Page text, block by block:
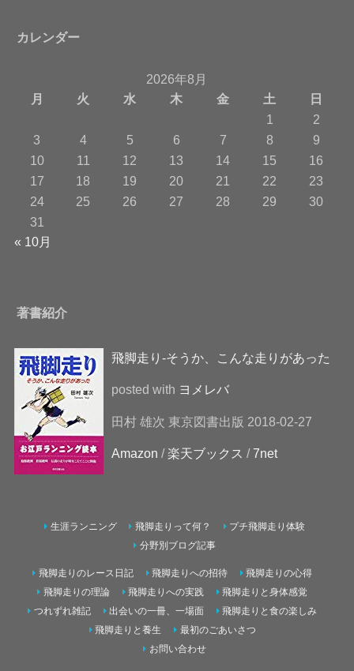
カレンダー
2026年8月
月
火 水 木 金 土
日
1
2
3
4 5 6 7 8
9
10
11 12 13 14 15
16
17
18 19 20 21 22
23
24
25 26 27 28 29
30
31
« 10月
著書紹介
飛脚走り-そうか、こんな走りがあった
posted with ヨメレバ
田村 雄次 東京図書出版 2018-02-27
Amazon /楽天ブックス /7net
生涯ランニング 飛脚走りって何？
プチ飛脚走り体験
分野別ブログ記事
飛脚走りのレース日記 飛脚走りへの招待
飛脚走りの心得
飛脚走りの理論
飛脚走りへの実践
飛脚走りと身体感覚
つれずれ雑記
出会いの一冊、一場面
飛脚走りと食の楽しみ
飛脚走りと養生
最初のごあいさつ
お問い合わせ